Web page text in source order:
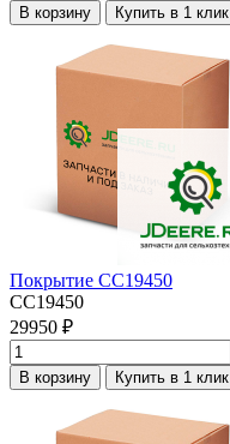
В корзину Купить в 1 клик
Покрытие CC19450
CC19450
29950 ₽
В корзину Купить в 1 клик